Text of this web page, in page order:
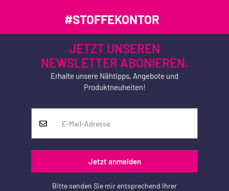
#STOFFEKONTOR
JETZT UNSEREN
NEWSLETTER ABONIEREN.
Erhalte unsere Nähtipps, Angebote und
Produktneuheiten!
Jetzt anmelden
Bitte senden Sie mir entsprechend Ihrer